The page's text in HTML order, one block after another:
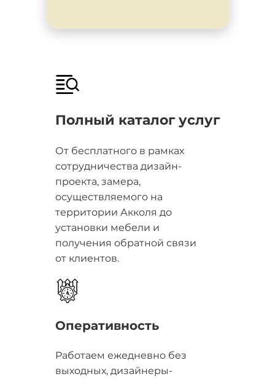
Полный каталог услуг
От бесплатного в рамках
сотрудничества дизайн-
проекта, замера,
осуществляемого на
территории Акколя до
установки мебели и
получения обратной связи
от клиентов.
Оперативность
Работаем ежедневно без
выходных, дизайнеры-